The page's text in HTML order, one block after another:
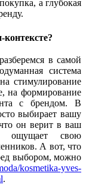
а глубокая
в самой
система
стимулирование
на формирование
с брендом. В
выбирает вашу
он верит в ваш
ощущает свою
А вот, что
выбором, можно
kosmetika-yves-
.